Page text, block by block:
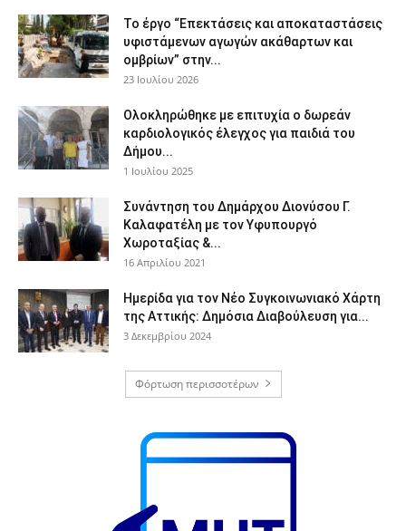
Το έργο “Επεκτάσεις και αποκαταστάσεις
υφιστάμενων αγωγών ακάθαρτων και
ομβρίων” στην...
23 Ιουλίου 2026
Ολοκληρώθηκε με επιτυχία ο δωρεάν
καρδιολογικός έλεγχος για παιδιά του
Δήμου...
1 Ιουλίου 2025
Συνάντηση του Δημάρχου Διονύσου Γ.
Καλαφατέλη με τον Υφυπουργό
Χωροταξίας &...
16 Απριλίου 2021
Ημερίδα για τον Νέο Συγκοινωνιακό Χάρτη
της Αττικής: Δημόσια Διαβούλευση για...
3 Δεκεμβρίου 2024
Φόρτωση περισσοτέρων